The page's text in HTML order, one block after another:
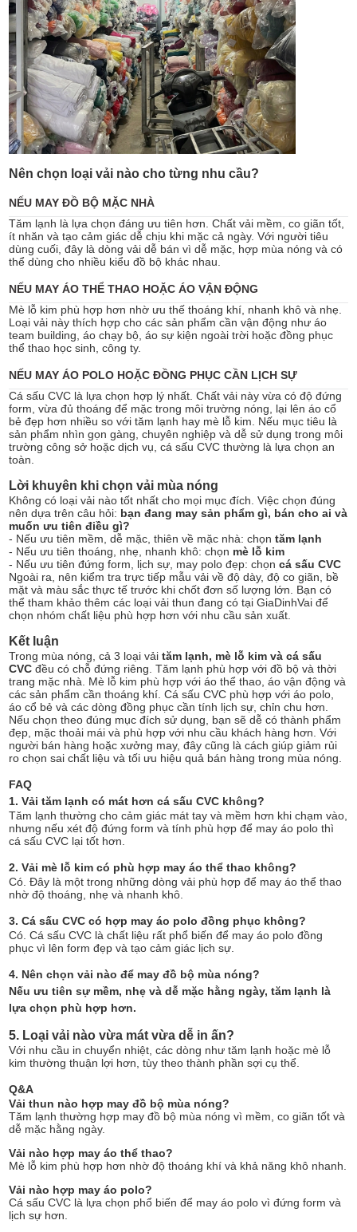
Nên chọn loại vải nào cho từng nhu cầu?
NẾU MAY ĐỒ BỘ MẶC NHÀ
Tăm lạnh là lựa chọn đáng ưu tiên hơn. Chất vải mềm, co giãn tốt,
ít nhăn và tạo cảm giác dễ chịu khi mặc cả ngày. Với người tiêu
dùng cuối, đây là dòng vải dễ bán vì dễ mặc, hợp mùa nóng và có
thể dùng cho nhiều kiểu đồ bộ khác nhau.
NẾU MAY ÁO THỂ THAO HOẶC ÁO VẬN ĐỘNG
Mè lỗ kim phù hợp hơn nhờ ưu thế thoáng khí, nhanh khô và nhẹ.
Loại vải này thích hợp cho các sản phẩm cần vận động như áo
team building, áo chạy bộ, áo sự kiện ngoài trời hoặc đồng phục
thể thao học sinh, công ty.
NẾU MAY ÁO POLO HOẶC ĐỒNG PHỤC CẦN LỊCH SỰ
Cá sấu CVC là lựa chọn hợp lý nhất. Chất vải này vừa có độ đứng
form, vừa đủ thoáng để mặc trong môi trường nóng, lại lên áo cổ
bẻ đẹp hơn nhiều so với tăm lạnh hay mè lỗ kim. Nếu mục tiêu là
sản phẩm nhìn gọn gàng, chuyên nghiệp và dễ sử dụng trong môi
trường công sở hoặc dịch vụ, cá sấu CVC thường là lựa chọn an
toàn.
Lời khuyên khi chọn vải mùa nóng
Không có loại vải nào tốt nhất cho mọi mục đích. Việc chọn đúng
nên dựa trên câu hỏi: bạn đang may sản phẩm gì, bán cho ai và
muốn ưu tiên điều gì?
- Nếu ưu tiên mềm, dễ mặc, thiên về mặc nhà: chọntăm lạnh
- Nếu ưu tiên thoáng, nhẹ, nhanh khô: chọn mè lỗ kim
- Nếu ưu tiên đứng form, lịch sự, may polo đẹp: chọncá sấu CVC
Ngoài ra, nên kiểm tra trực tiếp mẫu vải về độ dày, độ co giãn, bề
mặt và màu sắc thực tế trước khi chốt đơn số lượng lớn. Bạn có
thể tham khảo thêmcác loại vải thun đang có tại GiaDinhVai để
chọn nhóm chất liệu phù hợp hơn với nhu cầu sản xuất.
Kết luận
Trong mùa nóng, cả 3 loại vảităm lạnh, mè lỗ kim và cá sấu
CVC đều có chỗ đứng riêng. Tăm lạnh phù hợp với đồ bộ và thời
trang mặc nhà. Mè lỗ kim phù hợp với áo thể thao, áo vận động và
các sản phẩm cần thoáng khí. Cá sấu CVC phù hợp với áo polo,
áo cổ bẻ và các dòng đồng phục cần tính lịch sự, chỉn chu hơn.
Nếu chọn theo đúng mục đích sử dụng, bạn sẽ dễ có thành phẩm
đẹp, mặc thoải mái và phù hợp với nhu cầu khách hàng hơn. Với
người bán hàng hoặc xưởng may, đây cũng là cách giúp giảm rủi
ro chọn sai chất liệu và tối ưu hiệu quả bán hàng trong mùa nóng.
FAQ
1. Vải tăm lạnh có mát hơn cá sấu CVC không?
Tăm lạnh thường cho cảm giác mát tay và mềm hơn khi chạm vào,
nhưng nếu xét độ đứng form và tính phù hợp để may áo polo thì
cá sấu CVC lại tốt hơn.
2. Vải mè lỗ kim có phù hợp may áo thể thao không?
Có. Đây là một trong những dòng vải phù hợp để may áo thể thao
nhờ độ thoáng, nhẹ và nhanh khô.
3. Cá sấu CVC có hợp may áo polo đồng phục không?
Có. Cá sấu CVC là chất liệu rất phổ biến để may áo polo đồng
phục vì lên form đẹp và tạo cảm giác lịch sự.
4. Nên chọn vải nào để may đồ bộ mùa nóng?
Nếu ưu tiên sự mềm, nhẹ và dễ mặc hằng ngày, tăm lạnh là
lựa chọn phù hợp hơn.
5. Loại vải nào vừa mát vừa dễ in ấn?
Với nhu cầu in chuyển nhiệt, các dòng như tăm lạnh hoặc mè lỗ
kim thường thuận lợi hơn, tùy theo thành phần sợi cụ thể.
Q&A
Vải thun nào hợp may đồ bộ mùa nóng?
Tăm lạnh thường hợp may đồ bộ mùa nóng vì mềm, co giãn tốt và
dễ mặc hằng ngày.
Vải nào hợp may áo thể thao?
Mè lỗ kim phù hợp hơn nhờ độ thoáng khí và khả năng khô nhanh.
Vải nào hợp may áo polo?
Cá sấu CVC là lựa chọn phổ biến để may áo polo vì đứng form và
lịch sự hơn.